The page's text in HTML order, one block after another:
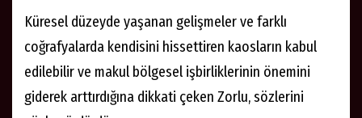
kutlamalarının ortaklık açısından ciddi bir adım
olduğunu belirten Zorlu, önümüzdeki günlerde, Yeni
Gün'ü resmi bayram ilan edecek kanun teklifini
hazırlayarak TBMM'ye getireceklerini vurguladı.